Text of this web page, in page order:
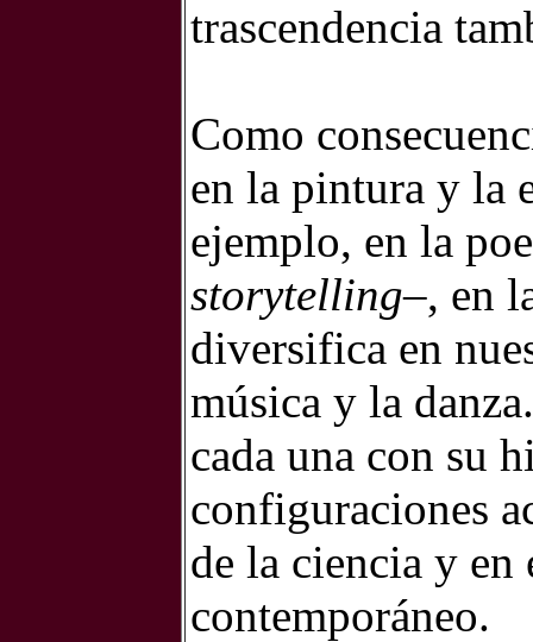
trascendencia
Como
en la pintura y la
ejemplo, en la
storytelling–, en
diversifica en
música y la
cada una con su
configuraciones
de la ciencia y
contemporáneo.